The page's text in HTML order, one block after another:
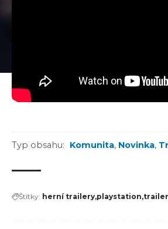
Typ obsahu: Komunita, Novinka,
Štítky: herní trailery playstation trailer